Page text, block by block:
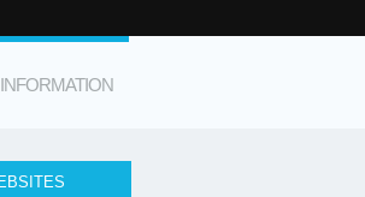
INFORMATION